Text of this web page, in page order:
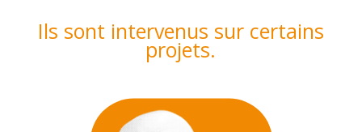
Ils sont intervenus sur certains
projets.